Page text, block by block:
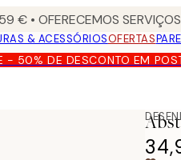
€ • OFERECEMOS
& ACESSÓRIOSOFERTAS
- 50% DE DESCONTO EM